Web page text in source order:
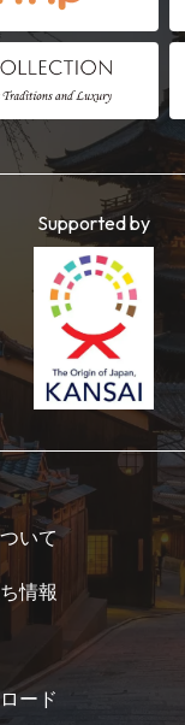
Supported by
いて
情報
ード